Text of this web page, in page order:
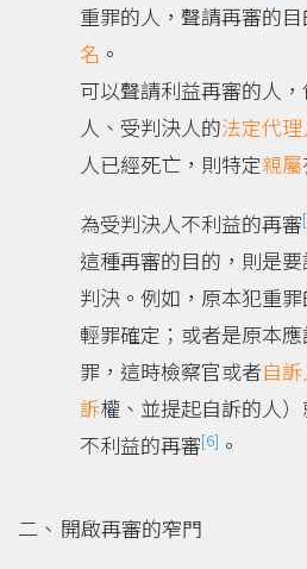
重罪的人，聲請再審的
名 。
可以聲請利益再審的人
人、受判決人的法定代理
人已經死亡，則特定親屬
為受判決人不利益的再審
這種再審的目的，則是
判決。例如，原本犯重
輕罪確定；或者是原本
罪，這時檢察官或者自訴
訴權、並提起自訴的人
不利益的再審[6] 。
開啟再審的窄門